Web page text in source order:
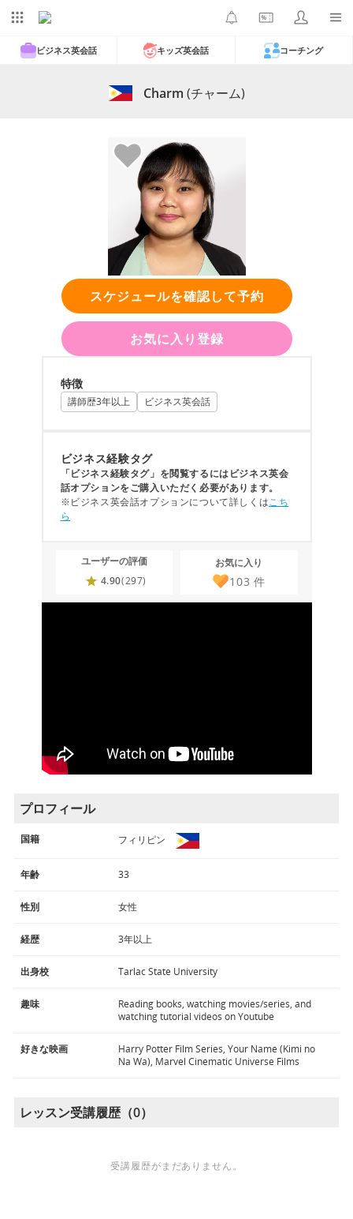
ビジネス英会話 キッズ英会話 コーチング
Charm (チャーム)
スケジュールを確認して予約
お気に入り登録
特徴
講師歴3年以上 ビジネス英会話
ビジネス経験タグ
「ビジネス経験タグ」を閲覧するにはビジネス英会
話オプションをご購入いただく必要があります。
※ビジネス英会話オプションについて詳しくはこち
ら
ユーザーの評価
4.90(297)
お気に入り
103 件
プロフィール
国籍 フィリピン
年齢 33
性別 女性
経歴 3年以上
出身校 Tarlac State University
趣味
Reading books, watching movies/series, and
watching tutorial videos on Youtube
好きな映画
Harry Potter Film Series, Your Name (Kimi no
Na Wa), Marvel Cinematic Universe Films
レッスン受講履歴（0）
受講履歴がまだありません。